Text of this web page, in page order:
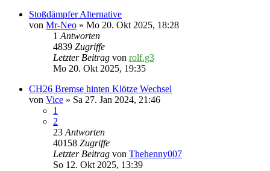
Stoßdämpfer Alternative
von Mr-Neo » Mo 20. Okt 2025, 18:28
1Antworten
4839 Zugriffe
Letzter Beitrag von rolf.g3
Mo 20. Okt 2025, 19:35
CH26 Bremse hinten Klötze Wechsel
von Vice » Sa 27. Jan 2024, 21:46
1
2
23Antworten
40158 Zugriffe
Letzter Beitrag von Thehenny007
So 12. Okt 2025, 13:39